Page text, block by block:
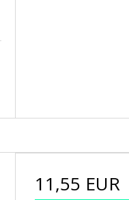
11,55 EUR